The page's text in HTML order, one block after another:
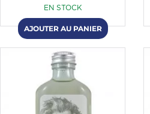
EN STOCK